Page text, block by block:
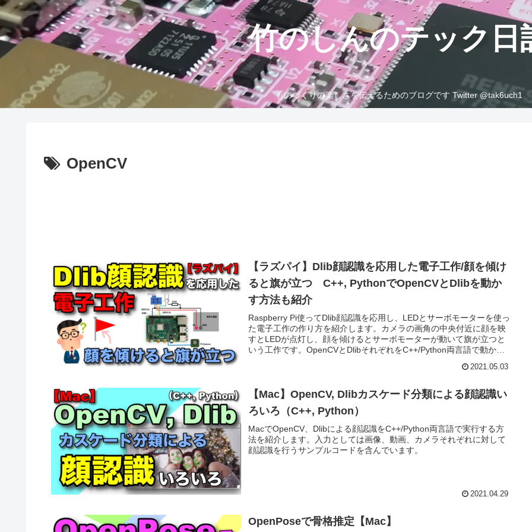
竹のしんのテック日
ものづくりの楽しさを伝えるためのブログです Twitter @tak6uch1
OpenCV
【ラズパイ】Dlib顔認識を応用した電子工作/顔を傾け
ると旗が立つ C++, PythonでOpenCVとDlibを動か
す方法も紹介
Raspberry Pi使ってDlib顔認識を応用し、LEDとサーボモーターを使っ
た電子工作の作り方を紹介します。カメラの画角の中央付近に顔を映
すとLEDが点灯し、顔を傾けるとサーボモーターが動いて旗が立つと
いう工作です。OpenCVとDlibそれぞれをC++/Python両言語で動かす
2021.05.03
【Mac】OpenCV, Dlibカスケード分類による顔認識い
ろいろ（C++, Python）
MacでOpenCV、Dlibによる顔認識をC++/Python両言語で実行する方
法を紹介します。入力としては画像、動画、カメラそれぞれに対して
顔認識を行うサンプルコードを含んでいます。
2021.04.29
OpenPoseで骨格推定【Mac】